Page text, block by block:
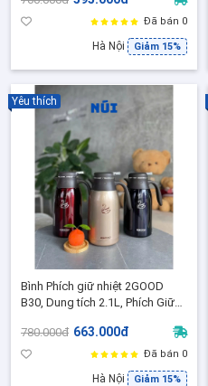
Đã bán 0
Hà Nội Giảm 15%
Bình Phích giữ nhiệt 2GOOD
B30, Dung tích 2.1L, Phích Giữ
780.000đ 663.000đ
Đã bán 0
Hà Nội Giảm 15%
Yêu thích